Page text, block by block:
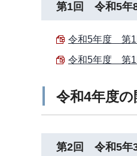
第1回 令和5年8
令和5年度 第1
令和5年度 第1
令和4年度
第2回 令和5年3